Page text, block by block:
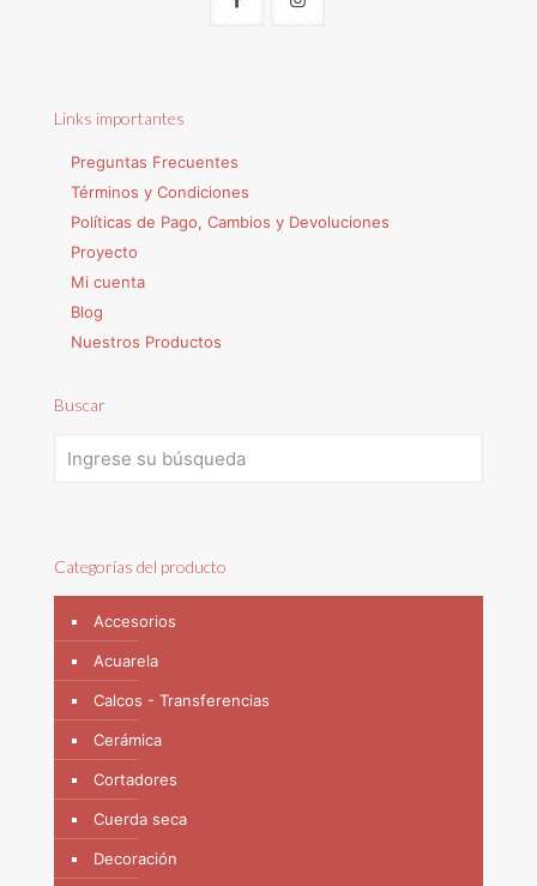
Links importantes
Preguntas Frecuentes
Términos y Condiciones
Políticas de Pago, Cambios y Devoluciones
Proyecto
Mi cuenta
Blog
Nuestros Productos
Buscar
Categorías del producto
Accesorios
Acuarela
Calcos - Transferencias
Cerámica
Cortadores
Cuerda seca
Decoración